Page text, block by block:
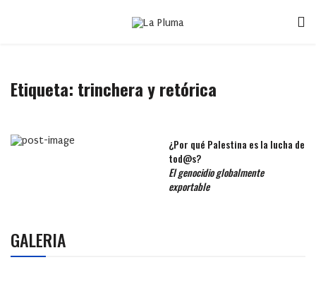
Etiqueta: trinchera y retórica
¿Por qué Palestina es la lucha de
tod@s?
El genocidio globalmente
exportable
GALERIA